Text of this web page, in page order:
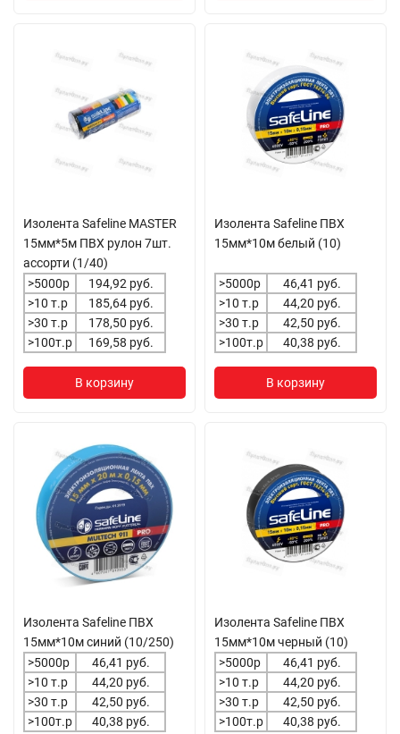
Изолента Safeline MASTER
15мм*5м ПВХ рулон 7шт.
ассорти (1/40)
>5000р
194,92 руб.
>10 т.р
185,64 руб.
>30 т.р
178,50 руб.
>100т.р
169,58 руб.
В корзину
Изолента Safeline ПВХ
15мм*10м белый (10)
>5000р
46,41 руб.
>10 т.р
44,20 руб.
>30 т.р
42,50 руб.
>100т.р
40,38 руб.
В корзину
Изолента Safeline ПВХ
15мм*10м синий (10/250)
>5000р
46,41 руб.
>10 т.р
44,20 руб.
>30 т.р
42,50 руб.
>100т.р
40,38 руб.
Изолента Safeline ПВХ
15мм*10м черный (10)
>5000р
46,41 руб.
>10 т.р
44,20 руб.
>30 т.р
42,50 руб.
>100т.р
40,38 руб.